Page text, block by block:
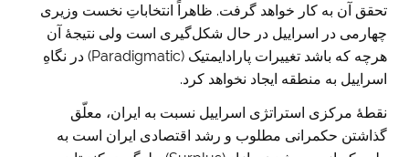
تحقق آن به کار خواهد گرفت. ظاهراً انتخاباتِ نخست وزیری
چهارمی در اسراییل در حال شکل‌گیری است ولی نتیجۀ آن
هرچه که باشد تغییرات پارادایمتیک (Paradigmatic) در نگاهِ
اسراییل به منطقه ایجاد نخواهد کرد.
نقطۀ مرکزی استراتژی اسراییل نسبت به ایران، معلّق
گذاشتن حکمرانی مطلوب و رشد اقتصادی ایران است به